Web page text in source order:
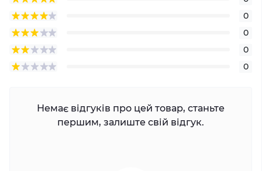
0
0
0
0
Немає відгуків про цей товар, станьте
першим, залиште свій відгук.